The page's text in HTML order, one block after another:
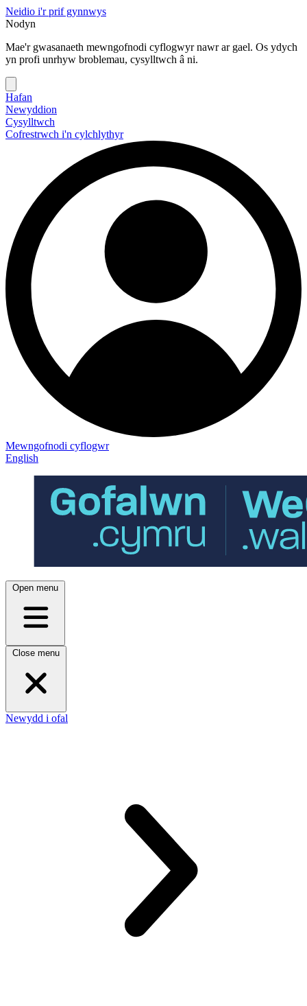
Neidio i'r prif gynnwys
Nodyn
Mae'r gwasanaeth mewngofnodi cyflogwyr nawr ar gael. Os ydych
yn profi unrhyw broblemau, cysylltwch â ni.
Hafan
Newyddion
Cysylltwch
Cofrestrwch i'n cylchlythyr
Mewngofnodi cyflogwr
English
Open menu
Close menu
Newydd i ofal